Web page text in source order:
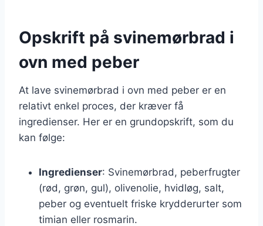
Opskrift på svinemørbrad i
ovn med peber
At lave svinemørbrad i ovn med peber er en
relativt enkel proces, der kræver få
ingredienser. Her er en grundopskrift, som du
kan følge:
Ingredienser: Svinemørbrad, peberfrugter
(rød, grøn, gul), olivenolie, hvidløg, salt,
peber og eventuelt friske krydderurter som
timian eller rosmarin.